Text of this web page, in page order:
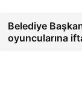
Belediye
oyuncularına